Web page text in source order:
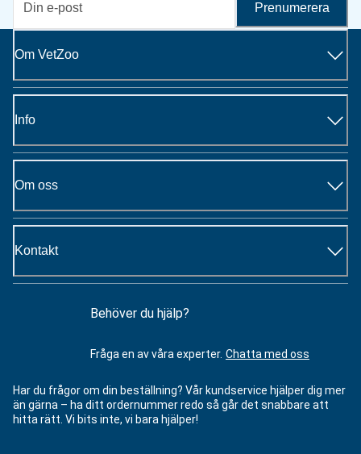
Prenumerera
Om VetZoo
Info
Om oss
Kontakt
Behöver du hjälp?
Fråga en av våra experter. Chatta med oss
Har du frågor om din beställning? Vår kundservice hjälper dig mer
än gärna – ha ditt ordernummer redo så går det snabbare att
hitta rätt. Vi bits inte, vi bara hjälper!